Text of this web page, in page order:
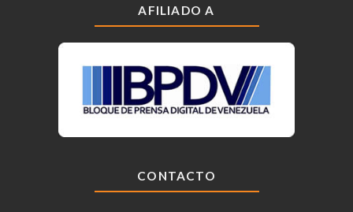
AFILIADO A
CONTACTO